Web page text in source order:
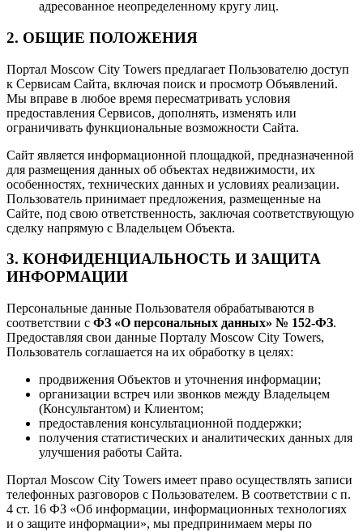
адресованное неопределенному кругу лиц.
2. ОБЩИЕ ПОЛОЖЕНИЯ
Портал Moscow City Towers предлагает Пользователю доступ
к Сервисам Сайта, включая поиск и просмотр Объявлений.
Мы вправе в любое время пересматривать условия
предоставления Сервисов, дополнять, изменять или
ограничивать функциональные возможности Сайта.
Сайт является информационной площадкой, предназначенной
для размещения данных об объектах недвижимости, их
особенностях, технических данных и условиях реализации.
Пользователь принимает предложения, размещенные на
Сайте, под свою ответственность, заключая соответствующую
сделку напрямую с Владельцем Объекта.
3. КОНФИДЕНЦИАЛЬНОСТЬ И ЗАЩИТА
ИНФОРМАЦИИ
Персональные данные Пользователя обрабатываются в
соответствии с ФЗ «О персональных данных» № 152-ФЗ.
Предоставляя свои данные Порталу Moscow City Towers,
Пользователь соглашается на их обработку в целях:
продвижения Объектов и уточнения информации;
организации встреч или звонков между Владельцем
(Консультантом) и Клиентом;
предоставления консультационной поддержки;
получения статистических и аналитических данных для
улучшения работы Сайта.
Портал Moscow City Towers имеет право осуществлять записи
телефонных разговоров с Пользователем. В соответствии с п.
4 ст. 16 ФЗ «Об информации, информационных технологиях
и о защите информации», мы предпринимаем меры по